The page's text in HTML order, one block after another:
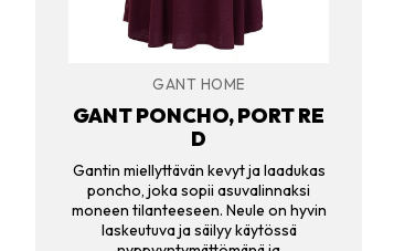
GANT HOME
GANT PONCHO, PORT RE
D
Gantin miellyttävän kevyt ja laadukas
poncho, joka sopii asuvalinnaksi
moneen tilanteeseen. Neule on hyvin
laskeutuva ja säilyy käytössä